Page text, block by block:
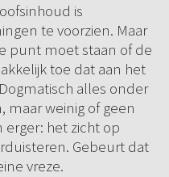
is
te voorzien. Maar
punt moet staan of de
toe dat aan het
alles onder
maar weinig of geen
erger: het zicht op
Gebeurt dat
vreze.